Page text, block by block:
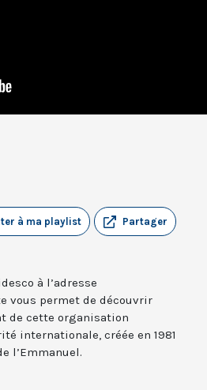
Partager
à ma playlist
à l’adresse
vous permet de découvrir
de cette organisation
internationale, créée en 1981
l’Emmanuel.